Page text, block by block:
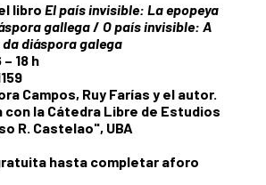
libro El país invisible: La epopeya
gallega/ O país invisible: A
diáspora galega
18 h
Campos, Ruy Farías y el autor.
con la Cátedra Libre de Estudios
R. Castelao", UBA
hasta completar aforo